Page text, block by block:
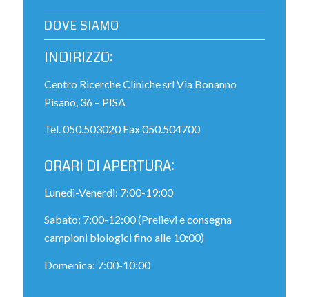
DOVE SIAMO
INDIRIZZO:
Centro Ricerche Cliniche srl Via Bonanno
Pisano, 36 – PISA
Tel. 050.503020 Fax 050.504700
ORARI DI APERTURA:
Lunedì-Venerdi: 7:00-19:00
Sabato: 7:00-12:00 (Prelievi e consegna
campioni biologici fino alle 10:00)
Domenica: 7:00-10:00